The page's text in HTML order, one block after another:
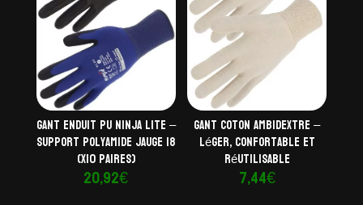
Gant enduit PU Ninja Lite –
Support polyamide jauge 18
(x10 paires)
20,92€
Gant coton ambidextre –
Léger, confortable et
réutilisable
7,44€